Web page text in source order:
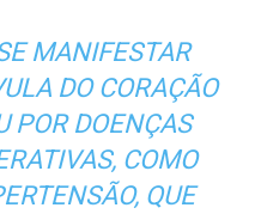
MANIFESTAR
DO CORAÇÃO
POR DOENÇAS
COMO
QUE